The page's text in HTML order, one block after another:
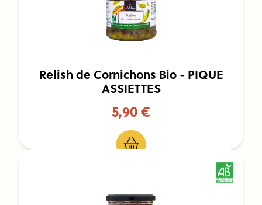
Relish de Cornichons Bio - PIQUE
ASSIETTES
5,90 €